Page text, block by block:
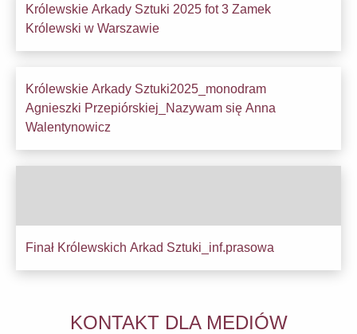
Królewskie Arkady Sztuki 2025 fot 3 Zamek
Królewski w Warszawie
Królewskie Arkady Sztuki2025_monodram
Agnieszki Przepiórskiej_Nazywam się Anna
Walentynowicz
Finał Królewskich Arkad Sztuki_inf.prasowa
KONTAKT DLA MEDIÓW